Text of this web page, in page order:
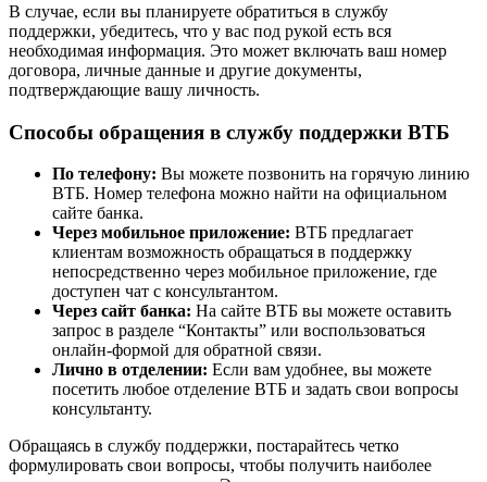
В случае, если вы планируете обратиться в службу
поддержки, убедитесь, что у вас под рукой есть вся
необходимая информация. Это может включать ваш номер
договора, личные данные и другие документы,
подтверждающие вашу личность.
Способы обращения в службу поддержки ВТБ
По телефону: Вы можете позвонить на горячую линию
ВТБ. Номер телефона можно найти на официальном
сайте банка.
Через мобильное приложение: ВТБ предлагает
клиентам возможность обращаться в поддержку
непосредственно через мобильное приложение, где
доступен чат с консультантом.
Через сайт банка: На сайте ВТБ вы можете оставить
запрос в разделе “Контакты” или воспользоваться
онлайн-формой для обратной связи.
Лично в отделении: Если вам удобнее, вы можете
посетить любое отделение ВТБ и задать свои вопросы
консультанту.
Обращаясь в службу поддержки, постарайтесь четко
формулировать свои вопросы, чтобы получить наиболее